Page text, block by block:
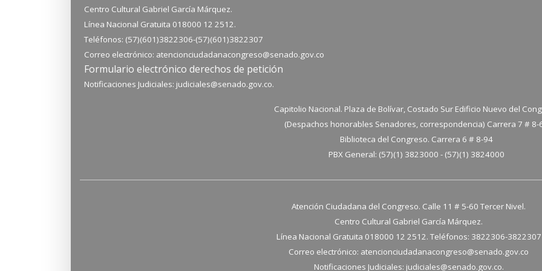
Centro Cultural Gabriel García Márquez.
Línea Nacional Gratuita 018000 12 2512.
Teléfonos: (57)(601)3822306-(57)(601)3822307
Correo electrónico: atencionciudadanacongreso@senado.gov.co
Formulario electrónico derechos de petición
Notificaciones Judiciales: judiciales@senado.gov.co.
Capitolio Nacional. Plaza de Bolívar, Costado Sur Edificio Nuevo del
(Despachos honorables Senadores, correspondencia) Carrera 7 # 8-
Biblioteca del Congreso. Carrera 6 # 8-94
PBX General: (57)(1) 3823000 - (57)(1) 3824000
Atención Ciudadana del Congreso. Calle 11 # 5-60 Tercer Nivel.
Centro Cultural Gabriel García Márquez.
Línea Nacional Gratuita 018000 12 2512. Teléfonos: 3822306-3822307
Correo electrónico: atencionciudadanacongreso@senado.gov.co
Notificaciones Judiciales: judiciales@senado.gov.co.